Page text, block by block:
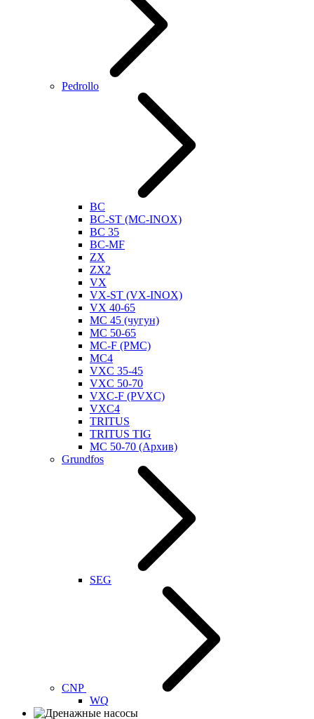
Pedrollo
BC
BC-ST (MC-INOX)
BC 35
BC-MF
ZX
ZX2
VX
VX-ST (VX-INOX)
VX 40-65
MC 45 (чугун)
MC 50-65
MC-F (PMC)
MC4
VXC 35-45
VXC 50-70
VXC-F (PVXC)
VXC4
TRITUS
TRITUS TIG
MC 50-70 (Архив)
Grundfos
SEG
CNP
WQ